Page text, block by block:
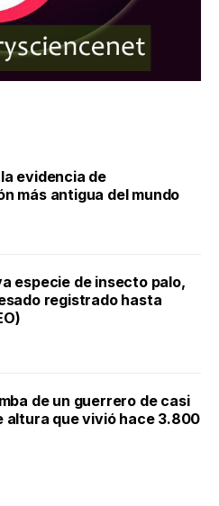
evidencia de
más antigua del mundo
especie de insecto palo,
registrado hasta
de un guerrero de casi
altura que vivió hace 3.800